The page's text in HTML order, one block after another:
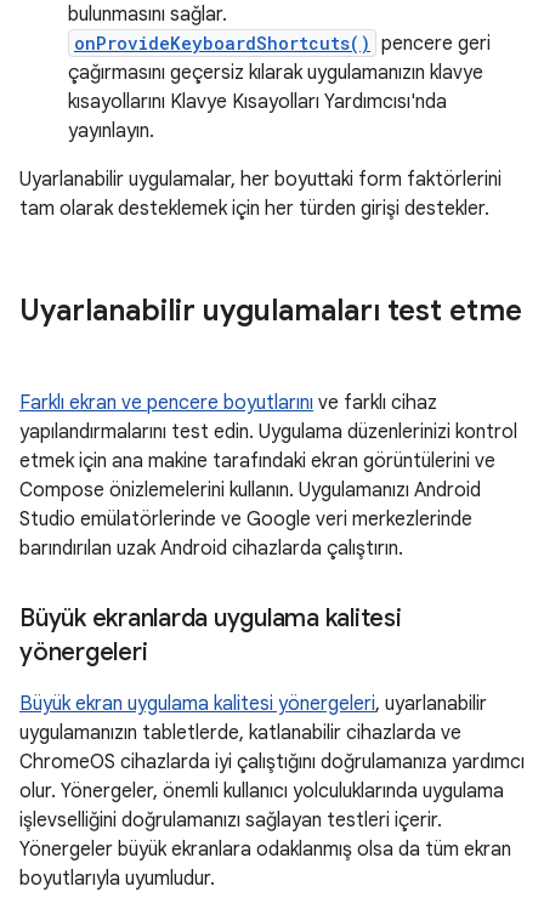
bulunmasını sağlar.
onProvideKeyboardShortcuts() pencere geri
çağırmasını geçersiz kılarak uygulamanızın klavye
kısayollarını Klavye Kısayolları Yardımcısı'nda
yayınlayın.
Uyarlanabilir uygulamalar, her boyuttaki form faktörlerini
tam olarak desteklemek için her türden girişi destekler.
Uyarlanabilir uygulamaları test etme
Farklı ekran ve pencere boyutlarını ve farklı cihaz
yapılandırmalarını test edin. Uygulama düzenlerinizi kontrol
etmek için ana makine tarafındaki ekran görüntülerini ve
Compose önizlemelerini kullanın. Uygulamanızı Android
Studio emülatörlerinde ve Google veri merkezlerinde
barındırılan uzak Android cihazlarda çalıştırın.
Büyük ekranlarda uygulama kalitesi
yönergeleri
Büyük ekran uygulama kalitesi yönergeleri, uyarlanabilir
uygulamanızın tabletlerde, katlanabilir cihazlarda ve
ChromeOS cihazlarda iyi çalıştığını doğrulamanıza yardımcı
olur. Yönergeler, önemli kullanıcı yolculuklarında uygulama
işlevselliğini doğrulamanızı sağlayan testleri içerir.
Yönergeler büyük ekranlara odaklanmış olsa da tüm ekran
boyutlarıyla uyumludur.